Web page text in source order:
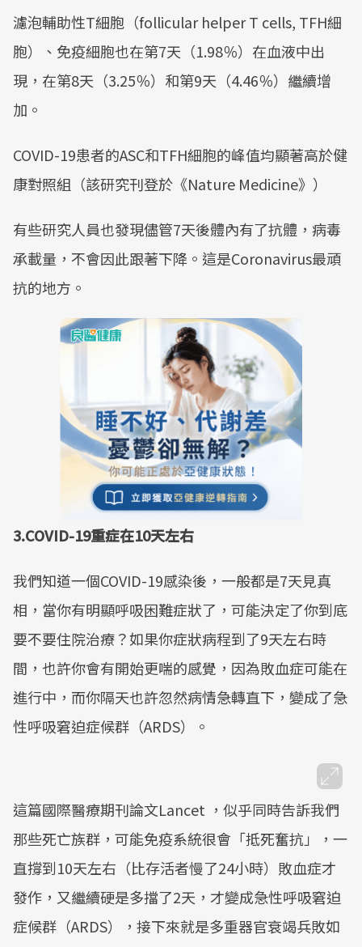
濾泡輔助性T細胞（follicular helper T cells, TFH細
胞）、免疫細胞也在第7天（1.98％）在血液中出
現，在第8天（3.25％）和第9天（4.46％）繼續增
加。
COVID-19患者的ASC和TFH細胞的峰值均顯著高於健
康對照組（該研究刊登於《Nature Medicine》）
有些研究人員也發現儘管7天後體內有了抗體，病毒
承載量，不會因此跟著下降。這是Coronavirus最頑
抗的地方。
3.COVID-19重症在10天左右
我們知道一個COVID-19感染後，一般都是7天見真
相，當你有明顯呼吸困難症狀了，可能決定了你到底
要不要住院治療？如果你症狀病程到了9天左右時
間，也許你會有開始更喘的感覺，因為敗血症可能在
進行中，而你隔天也許忽然病情急轉直下，變成了急
性呼吸窘迫症候群（ARDS）。
這篇國際醫療期刊論文Lancet ，似乎同時告訴我們
那些死亡族群，可能免疫系統很會「抵死奮抗」，一
直撐到10天左右（比存活者慢了24小時）敗血症才
發作，又繼續硬是多擋了2天，才變成急性呼吸窘迫
症候群（ARDS），接下來就是多重器官衰竭兵敗如